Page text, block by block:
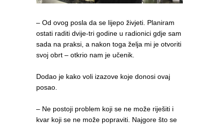
– Od ovog posla da se lijepo živjeti. Planiram
ostati raditi dvije-tri godine u radionici gdje sam
sada na praksi, a nakon toga želja mi je otvoriti
svoj obrt – otkrio nam je učenik.
Dodao je kako voli izazove koje donosi ovaj
posao.
– Ne postoji problem koji se ne može riješiti i
kvar koji se ne može popraviti. Najgore što se